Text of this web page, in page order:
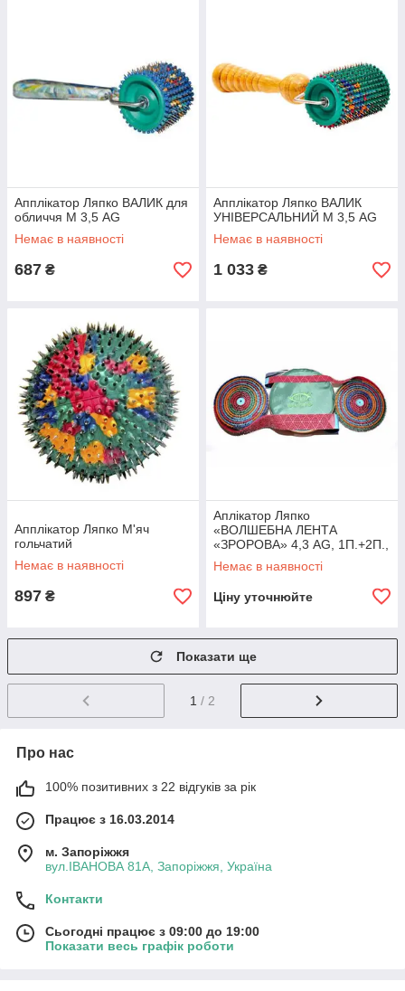
Апплікатор Ляпко ВАЛИК для
обличчя М 3,5 AG
Немає в наявності
687 ₴
Апплікатор Ляпко ВАЛИК
УНІВЕРСАЛЬНИЙ М 3,5 AG
Немає в наявності
1 033 ₴
Апплікатор Ляпко М'яч
гольчатий
Немає в наявності
897 ₴
Аплікатор Ляпко
«ВОЛШЕБНА ЛЕНТА
«ЗРОРОВА» 4,3 AG, 1П.+2П.,
9-СЕГМЕНТНА
Немає в наявності
Ціну уточнюйте
Показати ще
1 / 2
Про нас
100% позитивних з 22 відгуків за рік
Працює з 16.03.2014
м. Запоріжжя
вул.ІВАНОВА 81А, Запоріжжя, Україна
Контакти
Сьогодні працює з 09:00 до 19:00
Показати весь графік роботи